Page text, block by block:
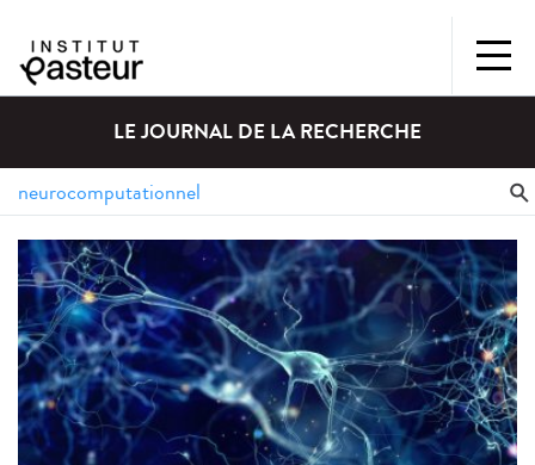
LE JOURNAL DE LA RECHERCHE